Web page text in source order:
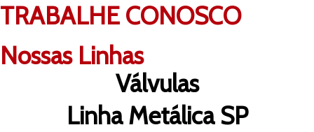
TRABALHE CONOSCO
Nossas Linhas
Válvulas
Linha Metálica SP